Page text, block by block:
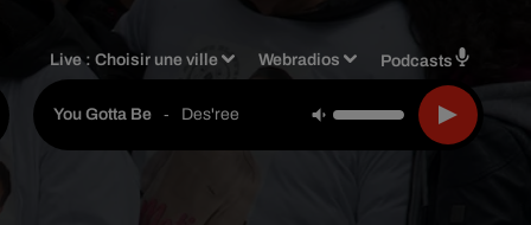
Live :Choisir une ville Webradios Podcasts
You Gotta Be - Des'ree